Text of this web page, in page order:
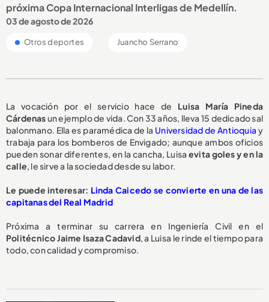
próxima Copa Internacional Interligas de Medellín.
03 de agosto de 2026
Otros deportes Juancho Serrano
La vocación por el servicio hace de Luisa María Pineda
Cárdenasun ejemplo de vida. Con 33 años, lleva 15 dedicado sal
balonmano. Ella es paramédica de la Universidad de Antioquia y
trabaja para los bomberos de Envigado; aunque ambos oficios
pueden sonar diferentes, en la cancha, Luisa evita goles y en la
calle, le sirve a la sociedad desde su labor.
Le puede interesar: Linda Caicedo se convierte en una de las
capitanas del Real Madrid
Próxima a terminar su carrera en Ingeniería Civil en el
Politécnico Jaime Isaza Cadavid, a Luisa le rinde el tiempo para
todo, con calidad y compromiso.